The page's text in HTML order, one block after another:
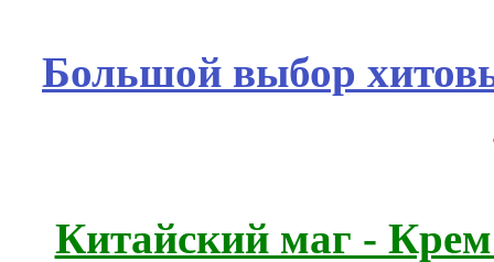
Большой выбор
Китайский маг -